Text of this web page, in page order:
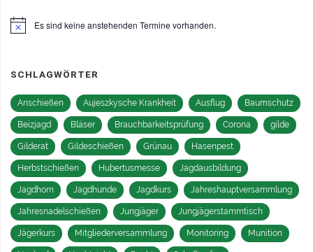
HinweisEs sind keine anstehenden Termine vorhanden.
SCHLAGWÖRTER
Anschießen Aujeszkysche Krankheit Ausflug Baumschutz
Beizjagd Bläser Brauchbarkeitsprüfung Corona gilde
Gilderat Gildeschießen Grünau Hasenpest
Herbstschießen Hubertusmesse Jagdausbildung
Jagdhorn Jagdhunde Jagdkurs Jahreshauptversammlung
Jahresnadelschießen Jungjäger Jungjägerstammtisch
Jägerkurs Mitgliederversammlung Monitoring Munition